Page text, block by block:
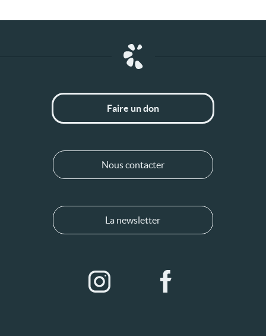
Faire un don
Nous contacter
La newsletter